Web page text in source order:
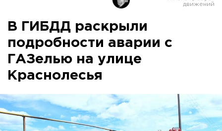
В ГИБДД раскрыли
подробности аварии с
ГАЗелью на улице
Краснолесья